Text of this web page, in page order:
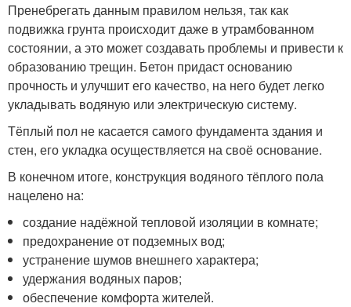
Пренебрегать данным правилом нельзя, так как
подвижка грунта происходит даже в утрамбованном
состоянии, а это может создавать проблемы и привести к
образованию трещин. Бетон придаст основанию
прочность и улучшит его качество, на него будет легко
укладывать водяную или электрическую систему.
Тёплый пол не касается самого фундамента здания и
стен, его укладка осуществляется на своё основание.
В конечном итоге, конструкция водяного тёплого пола
нацелено на:
создание надёжной тепловой изоляции в комнате;
предохранение от подземных вод;
устранение шумов внешнего характера;
удержания водяных паров;
обеспечение комфорта жителей.